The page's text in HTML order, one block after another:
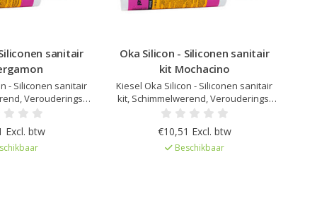
sanitair
- Siliconen sanitair
Verouderings-
Elastisch na
Zeer lage emissie
Excl. btw
Oka Silicon - Siliconen sanitair
kit Mochacino
Kiesel Oka Silicon - Siliconen sanitair
kit, Schimmelwerend, Verouderings-
en UV bestendig, Elastisch na
Servoperl Royal, Zeer lage emissie
EC1Plus gelicentieerd
€10,51 Excl. btw
Beschikbaar